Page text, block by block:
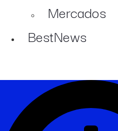
Mercados
BestNews